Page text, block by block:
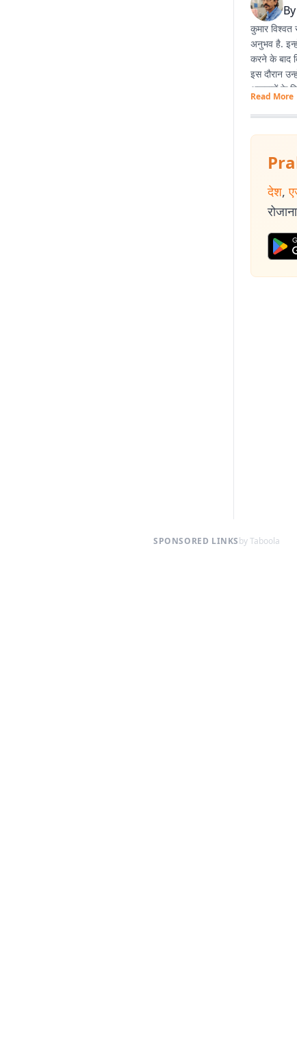
By
कुमार
अनुभव है.
करने के बाद
इस दौरान
अखबारों के
प्रभात खबर
पत्रकारिता
कहानियां
Read More
देश,
SPONSORED LINKSby Taboola